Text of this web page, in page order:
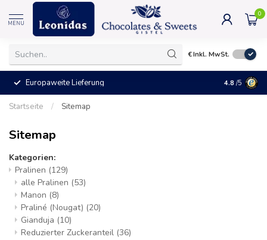
MENU
0
€Inkl. MwSt.
Europaweite Lieferung +25°C =
4.8 /5
Startseite / Sitemap
Sitemap
Kategorien:
Pralinen (129)
alle Pralinen (53)
Manon (8)
Praliné (Nougat) (20)
Gianduja (10)
Reduzierter Zuckeranteil (36)